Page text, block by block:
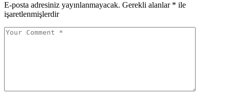
E-posta adresiniz yayınlanmayacak. Gerekli alanlar * ile
işaretlenmişlerdir